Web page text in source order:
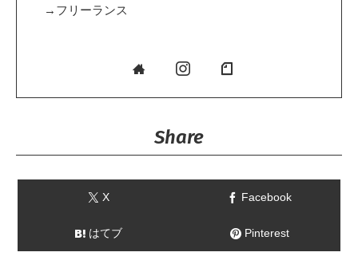
→フリーランス
Share
X Facebook
はてブ Pinterest